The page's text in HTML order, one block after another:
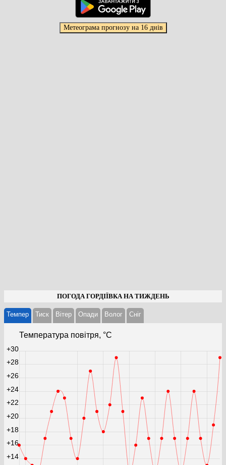
ПОГОДА ГОРДІЇВКА НА ТИЖДЕНЬ
Темпер Тиск Вітер Опади Волог Cніг
Температура повітря, °С
+14
+16
+18
+20
+22
+24
+26
+28
+30